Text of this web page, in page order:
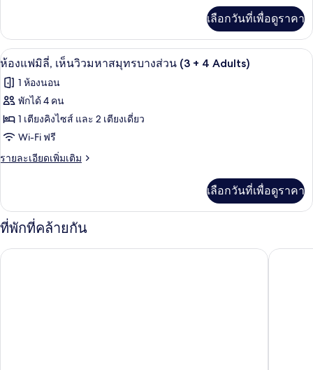
child)
child)
ลี่,
เห็น
วิว
มหาสมุทร
บาง
ส่วน
(3
Adults
child)
เกี่ยว
กับ
ห้อง
มิ
ลี่,
วิว
มหาสมุทร
ส่วน
child)
เลือกวันที่เพื่อดูราคา
เปิด
ภาพถ่าย
ทั้งหมด
ของ
ห้อง
แฟ
ลี่,
เห็น
มหาสมุทร
มินิบาร์, ตู้นิรภัยในห้องพัก, โต๊ะทำงาน,
4
ห้องแฟมิลี่, เห็นวิวมหาสมุทรบางส่วน (3 + 4 Adults)
1 ห้องนอน
พักได้ 4 คน
1 เตียงคิงไซส์ และ 2 เตียงเดี่ยว
Wi-Fi ฟรี
รายละเอียดเพิ่มเติม
ราย
เกี่ยว
กับ
ห้อง
มิ
เลือกวันที่เพื่อดูราคา
ที่พักที่คล้ายกัน
Barceló Playa Blanca ระดับรอยัล - เฉพาะผู้ใหญ่เท่านั้น เอช10